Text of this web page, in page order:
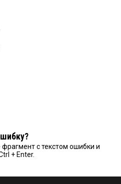
с текстом ошибки и
+ Enter.